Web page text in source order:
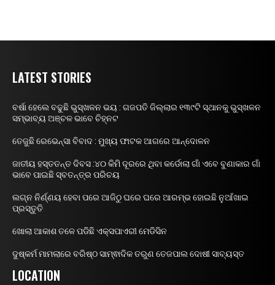
LATEST STORIES
ବର୍ଷା ହେଲେ ବଢୁଛି ଭୁସ୍ଖଳନ ଭୟ : ଗଜପତି ଜିଲ୍ଲାର ୧୩୯ଟି ସ୍ଥାନକୁ ଭୁସ୍ଖଳନ
ସମ୍ଭାବ୍ୟ ଅଞ୍ଚଳ ଭାବେ ଚିହ୍ନଟ
ତେଜୁଛି ରେଭେନ୍ସା ବିବାଦ : ମୁଖ୍ୟ ଫାଟକ ଆଗରେ ଆନ୍ଦୋଳନ
ଜାତୀୟ ହସ୍ତତନ୍ତ ଦିବସ :୪୦ କିମି ଦୂରରେ ଥିବା କର୍ଡୋଲା ଗାଁ ଏବେ ବୁଣାକାର ଗାଁ
ଭାବେ ପାଇଛି ସ୍ବତନ୍ତ୍ର ପରିଚୟ
ଲଗ୍ନ ନିର୍ଣ୍ଣୟ ହେବା ପରେ ଆଜିଠୁ ଘରେ ଘରେ ଆରମ୍ଭ ହୋଇଛି ନୁଆଁଖାଇ
ପ୍ରସ୍ତୁତି
ଖୋଲା ଆକାଶ ତଳେ ପଡିଛି ଏକ୍ସପାଏରୀ ମେଡିସିନ
ଦୁଷ୍କର୍ମ ମାମଲାରେ ବରିଷ୍ଠ ସାମ୍ଵାଦିକ ତରୁଣ ତେଜପାଲ ଦୋଷୀ ସାବ୍ୟସ୍ତ
LOCATION